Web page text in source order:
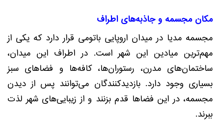
مکان مجسمه و جاذبه‌های اطراف
مجسمه مدیا در میدان اروپایی باتومی قرار دارد که یکی از
مهم‌ترین میادین این شهر است. در اطراف این میدان،
ساختمان‌های مدرن، رستوران‌ها، کافه‌ها و فضاهای سبز
بسیاری وجود دارد. بازدیدکنندگان می‌توانند پس از دیدن
مجسمه، در این فضاها قدم بزنند و از زیبایی‌های شهر لذت
ببرند.